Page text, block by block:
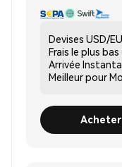
Devises USD/
Frais le plus bas
Arrivée
Meilleur pour